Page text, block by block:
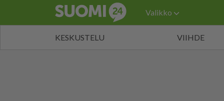
Valikko
KESKUSTELU VIIHDE